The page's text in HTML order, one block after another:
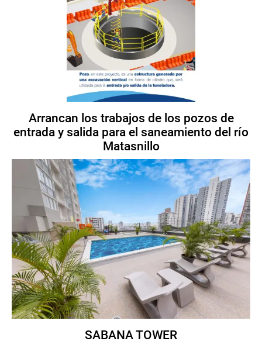
Arrancan los trabajos de los pozos de
entrada y salida para el saneamiento del río
Matasnillo
SABANA TOWER